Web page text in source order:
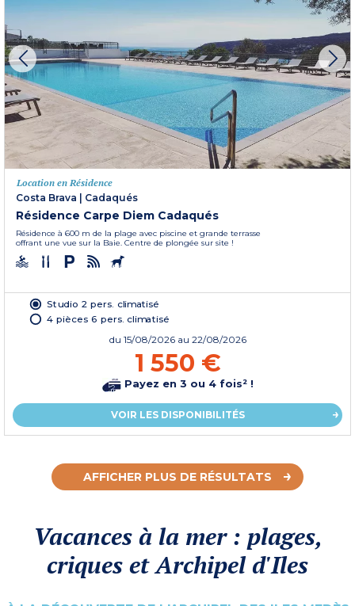
Location en Résidence
Costa Brava | Cadaqués
Résidence Carpe Diem Cadaqués
Résidence à 600 m de la plage avec piscine et grande terrasse
offrant une vue sur la Baie. Centre de plongée sur site !
Studio 2 pers. climatisé
4 pièces 6 pers. climatisé
du 15/08/2026 au 22/08/2026
1 550 €
Payez en 3 ou 4 fois² !
VOIR LES DISPONIBILITÉS
AFFICHER PLUS DE RÉSULTATS
Vacances à la mer : plages,
criques et Archipel d'Iles